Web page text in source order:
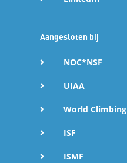
Aangesloten bij
NOC*NSF
UIAA
World Climbing
ISF
ISMF